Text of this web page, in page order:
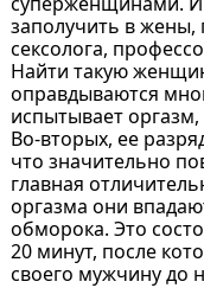
заполучить в
сексолога,
Найти такую
оправдываются
испытывает
Во-вторых, ее
что значительно
главная
оргазма они
обморока. Это
20 минут, после
своего мужчину до